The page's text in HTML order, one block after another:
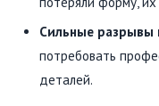
Сильные разрывы
потребовать
деталей.